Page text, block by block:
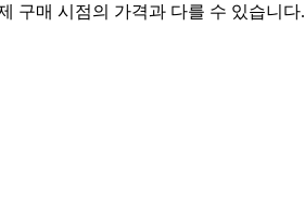
구매 시점의 가격과 다를 수 있습니다.